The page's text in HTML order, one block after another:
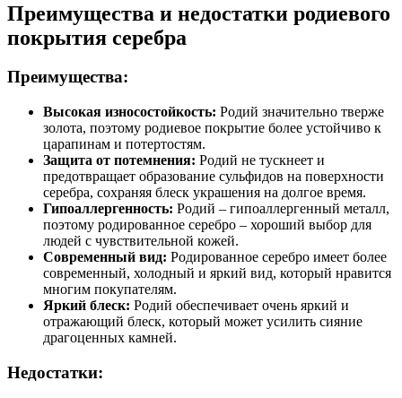
Преимущества и недостатки родиевого
покрытия серебра
Преимущества:
Высокая износостойкость: Родий значительно тверже
золота, поэтому родиевое покрытие более устойчиво к
царапинам и потертостям.
Защита от потемнения: Родий не тускнеет и
предотвращает образование сульфидов на поверхности
серебра, сохраняя блеск украшения на долгое время.
Гипоаллергенность: Родий – гипоаллергенный металл,
поэтому родированное серебро – хороший выбор для
людей с чувствительной кожей.
Современный вид: Родированное серебро имеет более
современный, холодный и яркий вид, который нравится
многим покупателям.
Яркий блеск: Родий обеспечивает очень яркий и
отражающий блеск, который может усилить сияние
драгоценных камней.
Недостатки: